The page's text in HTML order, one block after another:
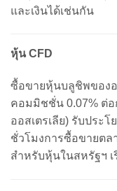
และเงินได้เช่นกัน
หุ้น CFD
ซื้อขายหุ้นบลูชิพของอ
คอมมิชชั่น 0.07% ต่
ออสเตรเลีย) รับประ
ชั่วโมงการซื้อขายต
สำหรับหุ้นในสหรัฐฯ